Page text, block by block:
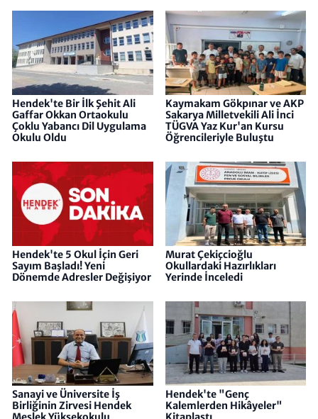
Hendek'te Bir İlk Şehit Ali
Gaffar Okkan Ortaokulu
Çoklu Yabancı Dil Uygulama
Okulu Oldu
Kaymakam Gökpınar ve AKP
Sakarya Milletvekili Ali İnci
TÜGVA Yaz Kur'an Kursu
Öğrencileriyle Buluştu
Hendek'te 5 Okul İçin Geri
Sayım Başladı! Yeni
Dönemde Adresler Değişiyor
Murat Çekiçcioğlu
Okullardaki Hazırlıkları
Yerinde İnceledi
Sanayi ve Üniversite İş
Birliğinin Zirvesi Hendek
Hendek'te "Genç
Kalemlerden Hikâyeler"